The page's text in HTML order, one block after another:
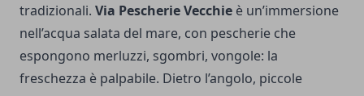
tradizionali. Via Pescherie Vecchie è un’immersione
nell’acqua salata del mare, con pescherie che
espongono merluzzi, sgombri, vongole: la
freschezza è palpabile. Dietro l’angolo, piccole